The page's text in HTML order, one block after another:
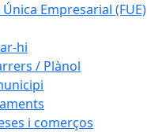
Empresarial (FUE)
hi
/ Plànol
i comerços